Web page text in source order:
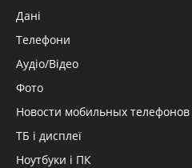
Дані
Телефони
Аудіо/Відео
Фото
Новости мобильных телефонов
ТБ і дисплеї
Ноутбуки і ПК